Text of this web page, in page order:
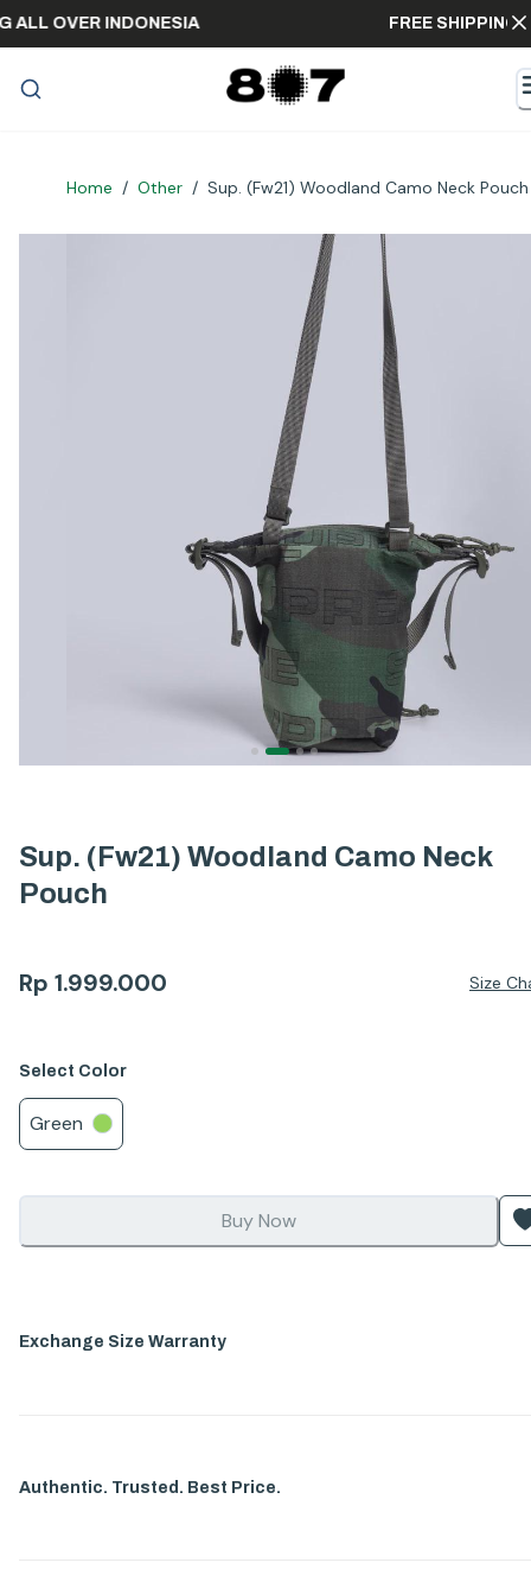
ALL OVER INDONESIA FREE
Home / Other / Sup. (Fw21) Woodland Camo Neck Pouch
Sup. (Fw21) Woodland Camo Neck
Pouch
Rp 1.999.000 Size
Select Color
Green
Buy Now
Exchange Size Warranty
Authentic. Trusted. Best Price.